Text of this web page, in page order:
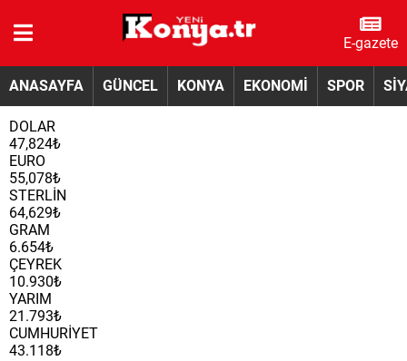
E-gazete
ANASAYFA GÜNCEL KONYA EKONOMİ SPOR
DOLAR
47,824₺
EURO
55,078₺
STERLİN
64,629₺
GRAM
6.654₺
ÇEYREK
10.930₺
YARIM
21.793₺
CUMHURİYET
43.118₺